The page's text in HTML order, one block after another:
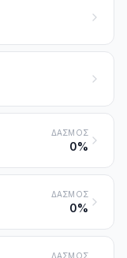
ΔΑΣΜΌΣ
0%
ΔΑΣΜΌΣ
0%
ΔΑΣΜΌΣ